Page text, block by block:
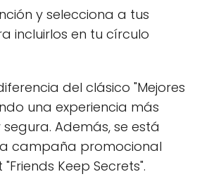
y selecciona a tus
incluirlos en tu círculo
del clásico "Mejores
una experiencia más
Además, se está
campaña promocional
Keep Secrets".